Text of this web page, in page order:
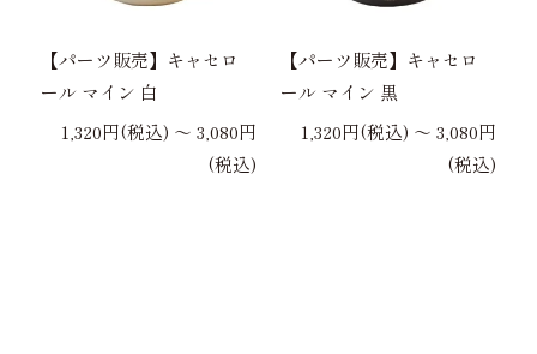
【パーツ販売】キャセロ
ール マイン 白
1,320円(税込) 〜 3,080円
(税込)
【パーツ販売】キャセロ
ール マイン 黒
1,320円(税込) 〜 3,080円
(税込)